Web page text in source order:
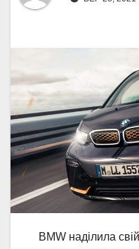
BMW наділила